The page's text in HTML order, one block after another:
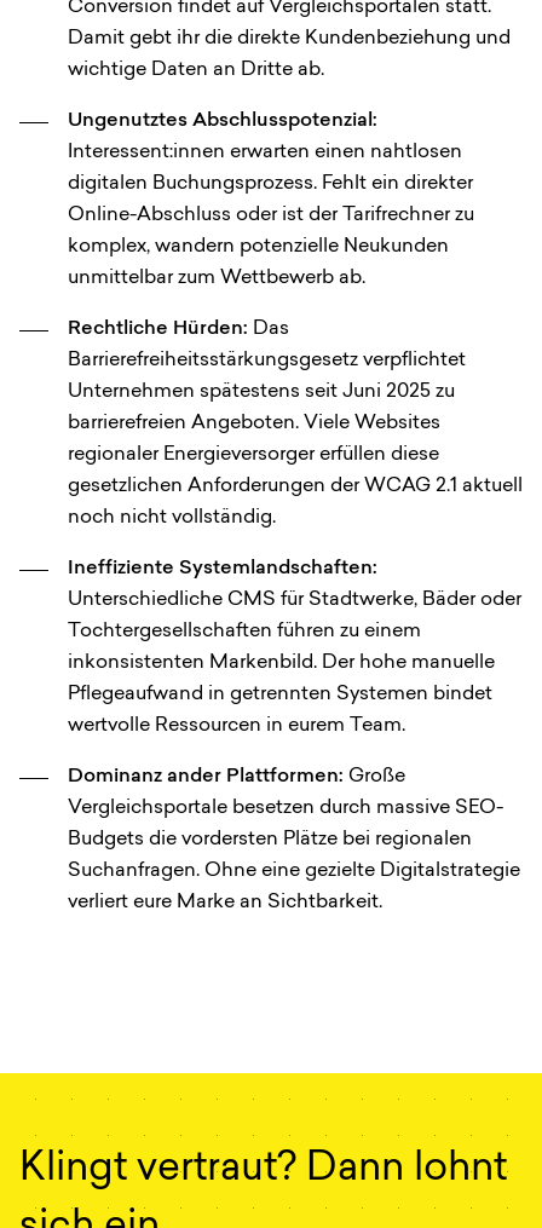
Conversion findet auf Vergleichsportalen statt.
Damit gebt ihr die direkte Kundenbeziehung und
wichtige Daten an Dritte ab.
Ungenutztes Abschlusspotenzial:
Interessent:innen erwarten einen nahtlosen
digitalen Buchungsprozess. Fehlt ein direkter
Online-Abschluss oder ist der Tarifrechner zu
komplex, wandern potenzielle Neukunden
unmittelbar zum Wettbewerb ab.
Rechtliche Hürden: Das
Barrierefreiheitsstärkungsgesetz verpflichtet
Unternehmen spätestens seit Juni 2025 zu
barrierefreien Angeboten. Viele Websites
regionaler Energieversorger erfüllen diese
gesetzlichen Anforderungen der WCAG 2.1 aktuell
noch nicht vollständig.
Ineffiziente Systemlandschaften:
Unterschiedliche CMS für Stadtwerke, Bäder oder
Tochtergesellschaften führen zu einem
inkonsistenten Markenbild. Der hohe manuelle
Pflegeaufwand in getrennten Systemen bindet
wertvolle Ressourcen in eurem Team.
Dominanz ander Plattformen: Große
Vergleichsportale besetzen durch massive SEO-
Budgets die vordersten Plätze bei regionalen
Suchanfragen. Ohne eine gezielte Digitalstrategie
verliert eure Marke an Sichtbarkeit.
Klingt vertraut? Dann lohnt